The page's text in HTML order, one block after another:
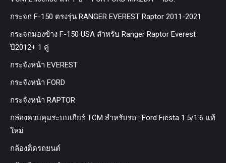
กระจก F-150 ตรงรุ่น RANGER EVEREST Raptor 2011-2021
กระจกมองข้าง F-150 USA สำหรับ Ranger Raptor Everest
ปี2012+ 1 คู่
กระจังหน้า EVEREST
กระจังหน้า FORD
กระจังหน้า RAPTOR
กล่องควบคุมระบบเกียร์ TCM สำหรับรถ : Ford Fiesta 1.5/1.6 แท้
ใหม่
กล้องติดรถยนต์